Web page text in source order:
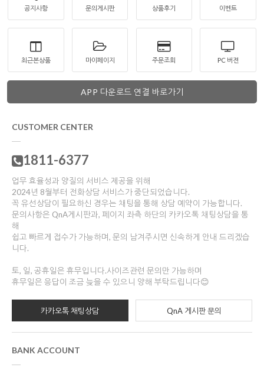
공지사항 문의게시판 상품후기 이벤트
최근본상품 마이페이지 주문조회 PC 버젼
APP 다운로드 연결 바로가기
CUSTOMER CENTER
1811-6377
업무 효율성과 양질의 서비스 제공을 위해
2024년 8월부터 전화상담 서비스가 중단되었습니다.
꼭 유선상담이 필요하신 경우는 채팅을 통해 상담 예약이 가능합니다.
문의사항은 QnA게시판과, 페이지 좌측 하단의 카카오톡 채팅상담을 통
해
쉽고 빠르게 접수가 가능하며, 문의 남겨주시면 신속하게 안내 드리겠습
니다.
토, 일, 공휴일은 휴무입니다.사이즈관련 문의만 가능하며
휴무일은 응답이 조금 늦을 수 있으니 양해 부탁드립니다😊
카카오톡 채팅상담 QnA 게시판 문의
BANK ACCOUNT